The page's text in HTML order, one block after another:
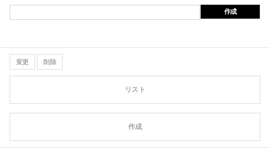
作成
変更 削除
リスト
作成